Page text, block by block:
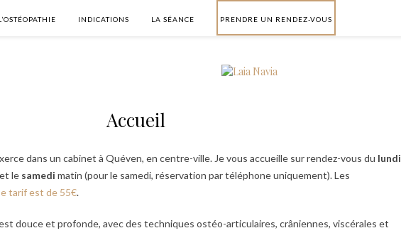
INDICATIONS LA SÉANCE PRENDRE UN RENDEZ-VOUS
Accueil
dans un cabinet à Quéven, en centre-ville. Je vous accueille sur rendez-vous du lundi
le samedi matin (pour le samedi, réservation par téléphone uniquement). Les
tarif est de 55€.
douce et profonde, avec des techniques ostéo-articulaires, crâniennes, viscérales et